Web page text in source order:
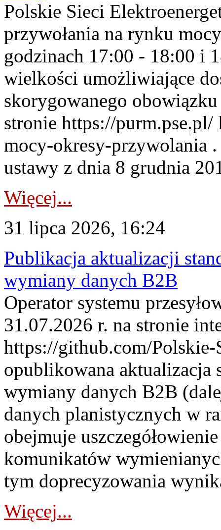
Polskie Sieci
przywołania na rynku
godzinach 17:00 - 18:00 i
wielkości umożliwiające
skorygowanego
stronie https://
mocy-okresy-przywolania
ustawy z dnia 8 grudnia
Więcej...
31 lipca 2026, 16:24
Publikacja aktualizacji
wymiany danych B2B
Operator systemu
31.07.2026 r. na stronie
https://github.com/Polskie-
opublikowana aktualizacja
wymiany danych B2B
danych planistycznych w
obejmuje
komunikatów
tym doprecyzowania
Więcej...